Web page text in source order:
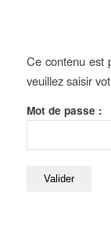
Ce contenu est
veuillez saisir
Mot de passe :